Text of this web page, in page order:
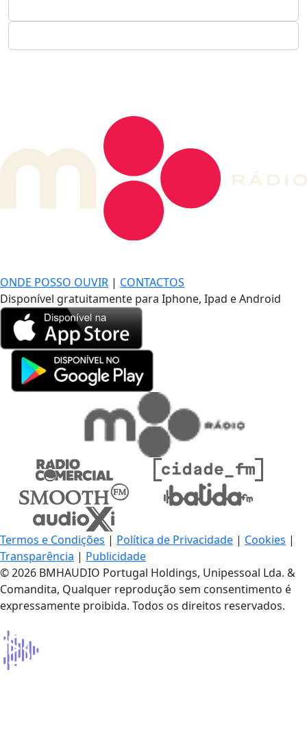
ONDE POSSO OUVIR | CONTACTOS
Disponível gratuitamente para Iphone, Ipad e Android
Termos e Condições | Política de Privacidade | Cookies |
Transparência | Publicidade
© 2026 BMHAUDIO Portugal Holdings, Unipessoal Lda. &
Comandita, Qualquer reprodução sem consentimento é
expressamente proibida. Todos os direitos reservados.